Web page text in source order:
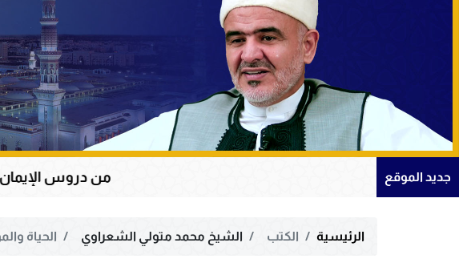
جديد الموقع من دروس الإيمان والتوكل
الرئيسية الكتب الشيخ محمد متولي الشعراوي الحياة